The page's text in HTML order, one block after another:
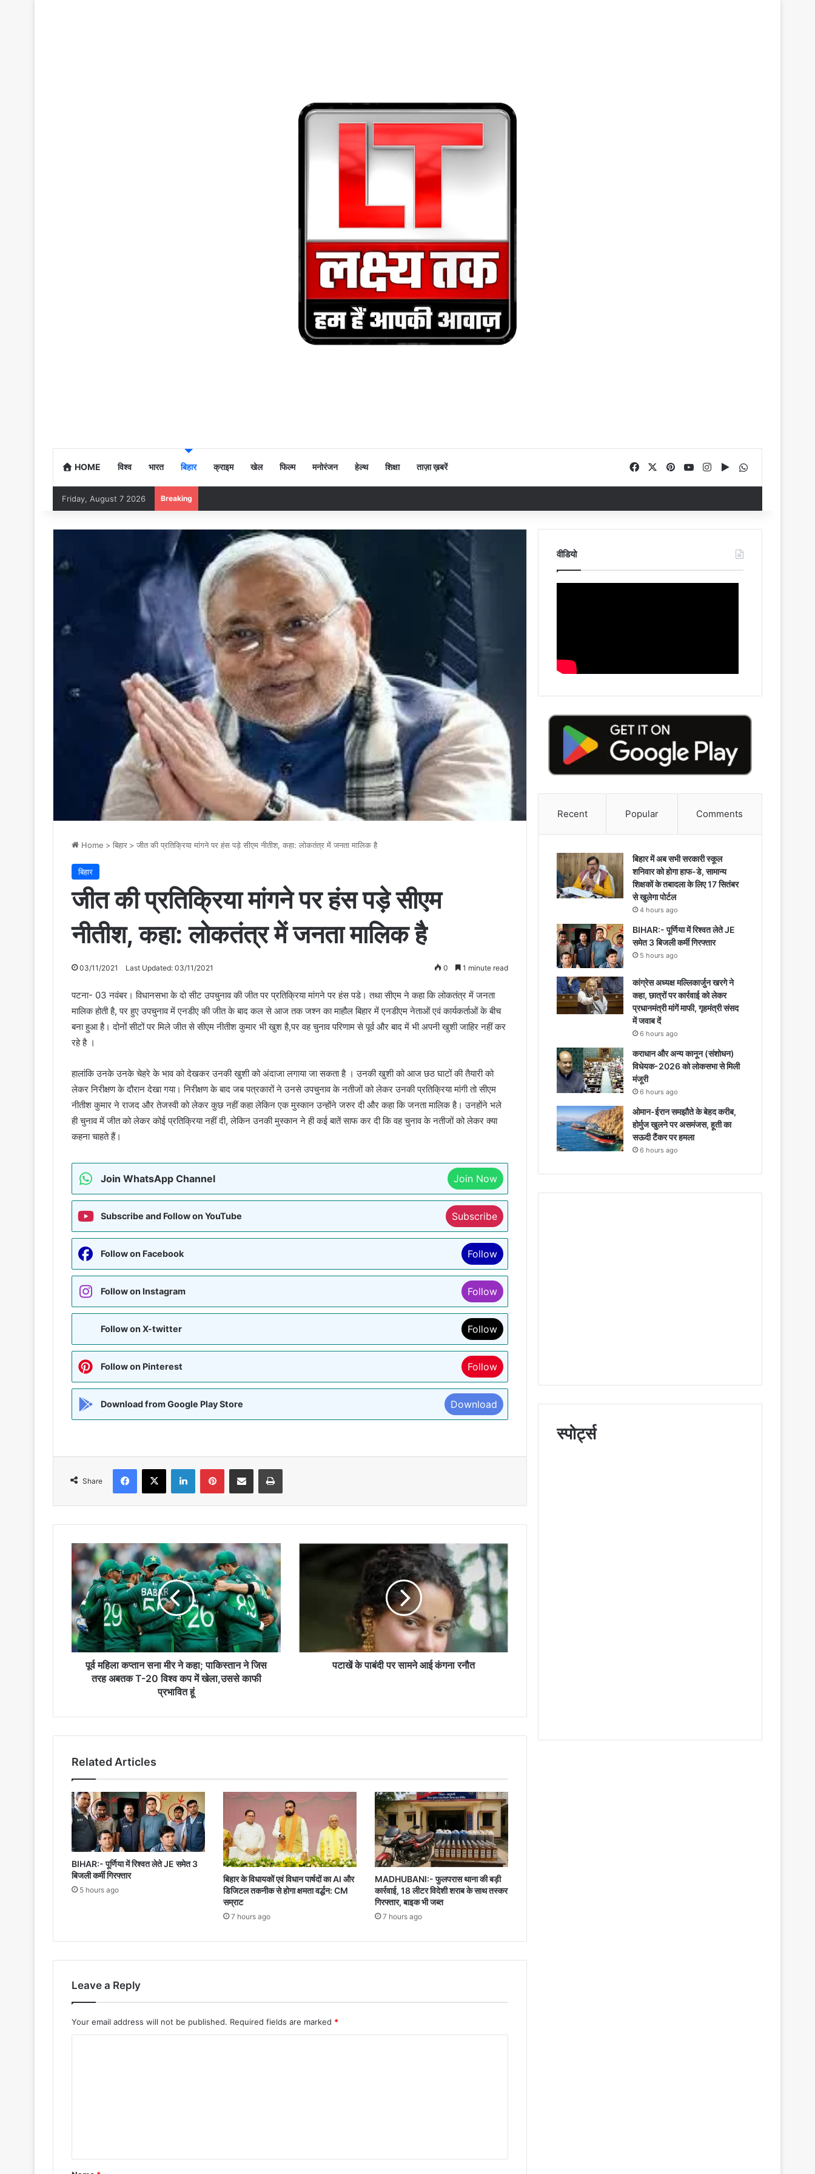
HOME विश्व भारत बिहार क्राइम खेल फिल्म मनोरंजन हेल्थ शिक्षा ताज़ा ख़बरें FacebookPinterestYouTubeInstagram
Google Play
Friday, August 7 2026 Breaking
Home > बिहार > जीत की प्रतिक्रिया मांगने पर हंस पड़े सीएम नीतीश, कहा: लोकतंत्र में जनता मालिक है
बिहार
जीत की प्रतिक्रिया मांगने पर हंस पड़े सीएम
नीतीश, कहा: लोकतंत्र में जनता मालिक है
03/11/2021 Last Updated: 03/11/2021 0 1 minute read
पटना- 03 नवंबर। विधानसभा के दो सीट उपचुनाव की जीत पर प्रतिक्रिया मांगने पर हंस पडे। तथा सीएम ने कहा कि लोकतंत्र में जनता
मालिक होती है, पर हुए उपचुनाव में एनडीए की जीत के बाद कल से आज तक जश्न का माहौल बिहार में एनडीएम नेताओं एवं कार्यकर्ताओं के बीच
बना हुआ है। दोनों सीटों पर मिले जीत से सीएम नीतीश कुमार भी खुश है,पर वह चुनाव परिणाम से पूर्व और बाद में भी अपनी खुशी जाहिर नहीं कर
रहे है ।
हालांकि उनके उनके चेहरे के भाव को देखकर उनकी खुशी को अंदाजा लगाया जा सकता है । उनकी खुशी को आज छठ घाटों की तैयारी को
लेकर निरीक्षण के दौरान देखा गया। निरीक्षण के बाद जब पत्रकारों ने उनसे उपचुनाव के नतीजों को लेकर उनकी प्रतिक्रिया मांगी तो सीएम
नीतीश कुमार ने राजद और तेजस्वी को लेकर कुछ नहीं कहा लेकिन एक मुस्कान उन्होंने जरुर दी और कहा कि जनता मालिक है। उनहोंने भले
ही चुनाव में जीत को लेकर कोई प्रतिक्रिया नहीं दी, लेकिन उनकी मुस्कान ने ही कई बातें साफ कर दी कि वह चुनाव के नतीजों को लेकर क्या
कहना चाहते हैं।
Join WhatsApp Channel Join Now
Subscribe and Follow on YouTube Subscribe
Follow on Facebook Follow
Follow on Instagram Follow
Follow on X-twitter Follow
Follow on Pinterest Follow
Download from Google Play Store Download
Share
Facebook
X LinkedInPinterestShare via Email Print
पूर्व
महिला
कप्तान
सना
मीर
ने
कहा;
पाकिस्तान
ने
खेला,उससे
काफी
प्रभावित
हूं
पूर्व महिला कप्तान सना मीर ने कहा; पाकिस्तान ने जिस
तरह अबतक T-20 विश्व कप में खेला,उससे काफी
प्रभावित हूं
पटाखें के पाबंदी पर सामने आई कंगना रनौत
Related Articles
BIHAR:- पूर्णिया में रिश्वत लेते JE समेत 3
बिजली कर्मी गिरफ्तार
5 hours ago
बिहार के विधायकों एवं विधान पार्षदों का AI और
डिजिटल तकनीक से होगा क्षमता वर्द्धन: CM
सम्राट
7 hours ago
MADHUBANI:- फुलपरास थाना की बड़ी
कार्रवाई, 18 लीटर विदेशी शराब के साथ तस्कर
गिरफ्तार, बाइक भी जब्त
7 hours ago
Leave a Reply
Your email address will not be published. Required fields are marked *
*
वीडियो
Recent Popular Comments
बिहार में अब सभी सरकारी स्कूल
शनिवार को होगा हाफ-डे, सामान्य
शिक्षकों के तबादला के लिए 17 सितंबर
से खुलेगा पोर्टल
4 hours ago
BIHAR:- पूर्णिया में रिश्वत लेते JE
समेत 3 बिजली कर्मी गिरफ्तार
5 hours ago
कांग्रेस अध्यक्ष मल्लिकार्जुन खरगे ने
कहा, छात्रों पर कार्रवाई को लेकर
प्रधानमंत्री मांगें माफी, गृहमंत्री संसद
में जवाब दें
6 hours ago
कराधान और अन्य कानून (संशोधन)
विधेयक-2026 को लोकसभा से मिली
मंजूरी
6 hours ago
ओमान-ईरान समझौते के बेहद करीब,
होर्मुज खुलने पर असमंजस, हूती का
सऊदी टैंकर पर हमला
6 hours ago
स्पोर्ट्स